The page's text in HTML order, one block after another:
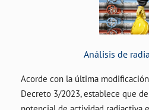
Análisis de
Acorde con la última
Decreto 3/2023, establece que